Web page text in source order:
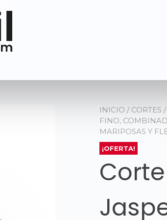
INICIO / CORTES /
FINO,
MARIPOSAS Y
¡OFERTA!